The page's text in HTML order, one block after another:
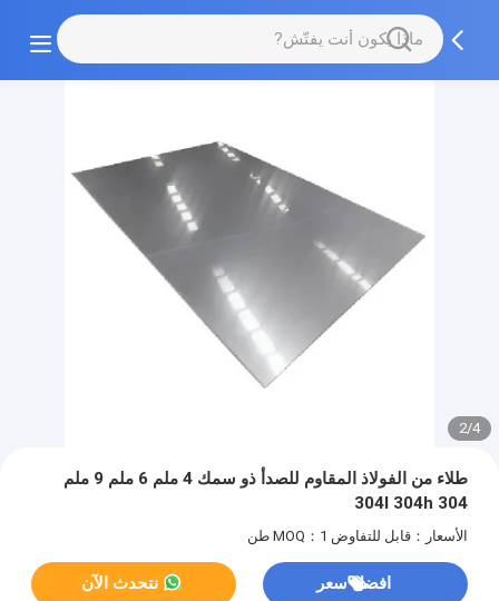
2/4
طلاء من الفولاذ المقاوم للصدأ ذو سمك 4 ملم 6 ملم 9 ملم
304 304l 304h
الأسعار：قابل للتفاوض MOQ：1 طن
افضل سعر نتحدث الآن